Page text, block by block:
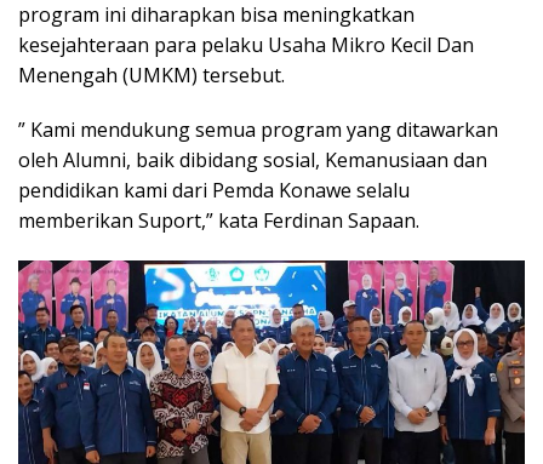
program ini diharapkan bisa meningkatkan
kesejahteraan para pelaku Usaha Mikro Kecil Dan
Menengah (UMKM) tersebut.
” Kami mendukung semua program yang ditawarkan
oleh Alumni, baik dibidang sosial, Kemanusiaan dan
pendidikan kami dari Pemda Konawe selalu
memberikan Suport,” kata Ferdinan Sapaan.